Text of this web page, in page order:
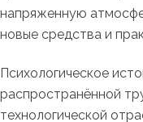
напряженную
новые средства и
Психологическое
распространённой
технологической